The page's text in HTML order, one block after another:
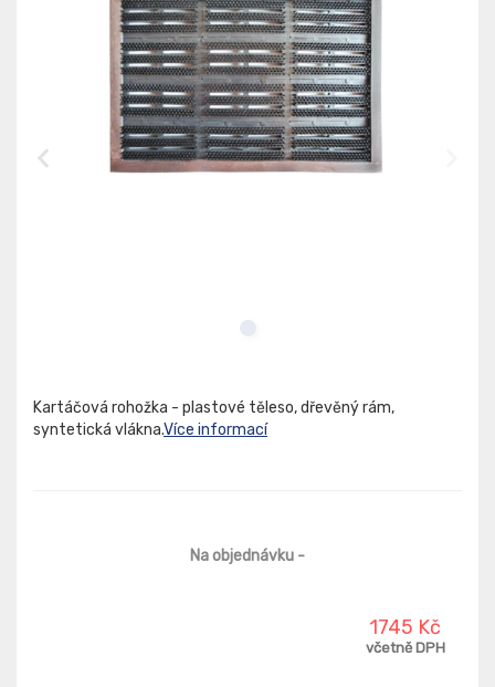
Kartáčová rohožka - plastové těleso, dřevěný rám,
syntetická vlákna.Více informací
Na objednávku -
1745 Kč
včetně DPH